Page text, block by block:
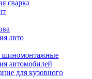
сварка
авто
шиномонтажные
автомобилей
для кузовного